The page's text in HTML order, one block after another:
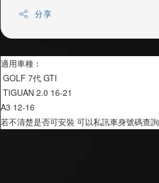
分享
適用車種：
GOLF 7代 GTI
TIGUAN 2.0 16-21
A3 12-16
若不清楚是否可安裝 可以私訊車身號碼查詢